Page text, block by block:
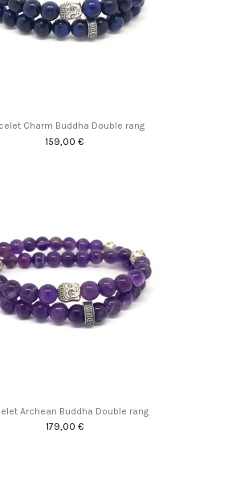
Charm Buddha Double rang
159,00 €
Archean Buddha Double rang
179,00 €